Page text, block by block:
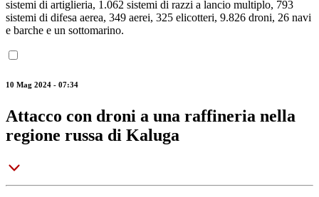
sistemi di artiglieria, 1.062 sistemi di razzi a lancio multiplo, 793
sistemi di difesa aerea, 349 aerei, 325 elicotteri, 9.826 droni, 26 navi
e barche e un sottomarino.
10 Mag 2024 - 07:34
Attacco con droni a una raffineria nella
regione russa di Kaluga